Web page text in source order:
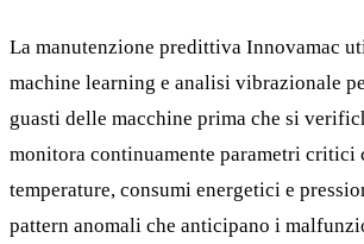
La manutenzione predittiva Innovamac
machine learning e analisi vibrazionale
guasti delle macchine prima che si
monitora continuamente parametri critici
temperature, consumi energetici e
pattern anomali che anticipano i